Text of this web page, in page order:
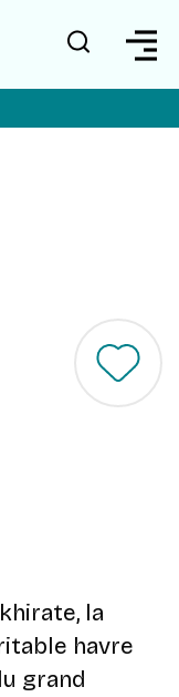
la
havre
grand